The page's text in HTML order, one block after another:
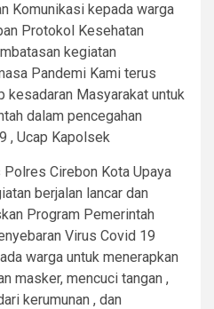
Komunikasi kepada warga
Protokol Kesehatan
kegiatan
Pandemi Kami terus
kesadaran Masyarakat untuk
dalam pencegahan
, Ucap Kapolsek
Polres Cirebon Kota Upaya
berjalan lancar dan
Program Pemerintah
Virus Covid 19
warga untuk menerapkan
masker, mencuci tangan ,
kerumunan , dan